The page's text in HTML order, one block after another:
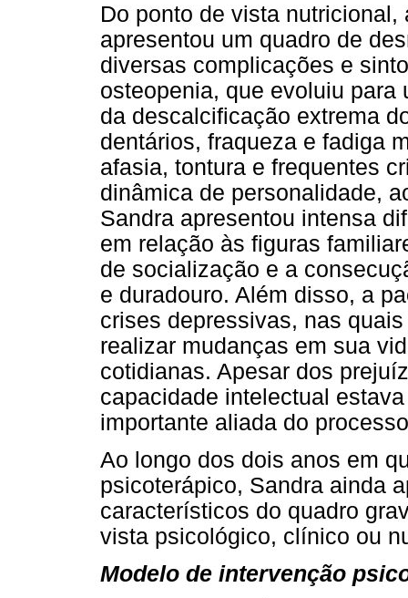
Do ponto de vista
apresentou um quadro de
diversas complicações e
osteopenia, que evoluiu para
da descalcificação extrema
dentários, fraqueza e fadiga
afasia, tontura e frequentes
dinâmica de personalidade,
Sandra apresentou intensa
em relação às figuras
de socialização e a
e duradouro. Além disso, a
crises depressivas, nas
realizar mudanças em sua
cotidianas. Apesar dos
capacidade intelectual
importante aliada do
Ao longo dos dois anos em
psicoterápico, Sandra ainda
característicos do quadro
vista psicológico, clínico ou
Modelo de intervenção